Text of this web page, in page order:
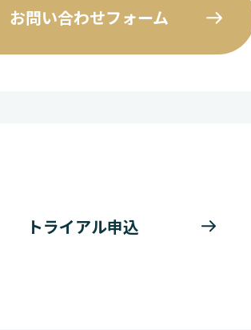
お問い合わせフォーム
トライアル申込